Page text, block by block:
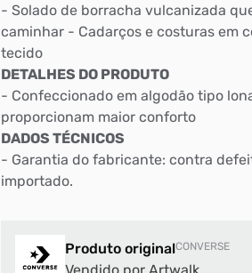
- Solado de borracha vulcanizada
caminhar - Cadarços e costuras em
tecido
DETALHES DO PRODUTO
- Confeccionado em algodão tipo
proporcionam maior conforto
DADOS TÉCNICOS
- Garantia do fabricante: contra
importado.
Produto originalCONVERSE
Vendido por Artwalk